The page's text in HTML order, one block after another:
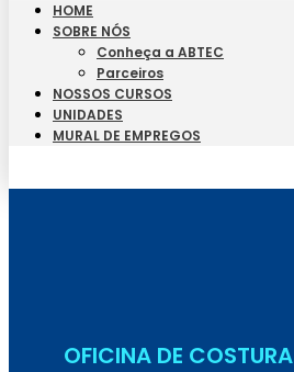
HOME
SOBRE NÓS
Conheça a ABTEC
Parceiros
NOSSOS CURSOS
UNIDADES
MURAL DE EMPREGOS
OFICINA DE COSTURA